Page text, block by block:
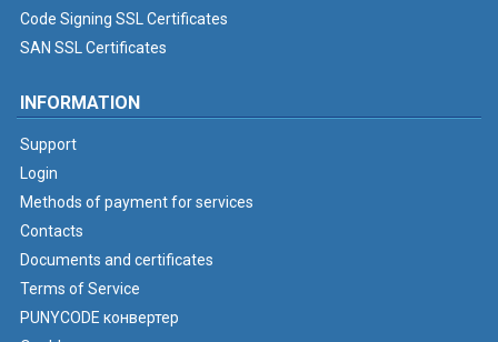
Code Signing SSL Certificates
SAN SSL Certificates
INFORMATION
Support
Login
Methods of payment for services
Contacts
Documents and certificates
Terms of Service
PUNYCODE конвертер